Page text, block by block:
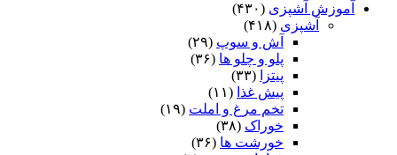
آموزش آشپزی (۴۳۰)
آشپزی (۴۱۸)
آش و سوپ (۲۹)
پلو و چلو ها (۳۶)
پیتزا
(۳۳)
پیش غذا (۱۱)
تخم مرغ و املت (۱۹)
خوراک (۳۸)
خورشت ها (۳۶)